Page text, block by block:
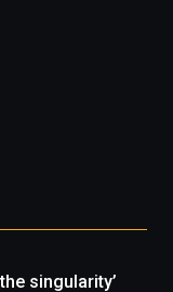
singularity’